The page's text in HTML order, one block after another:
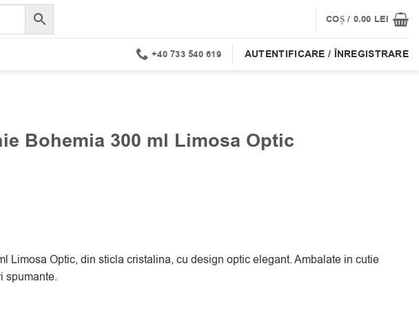
COȘ / 0.00 LEI
+40 733 540 619 AUTENTIFICARE / ÎNREGISTRARE
Bohemia 300 ml Limosa Optic
Limosa Optic, din sticla cristalina, cu design optic elegant. Ambalate in cutie
spumante.